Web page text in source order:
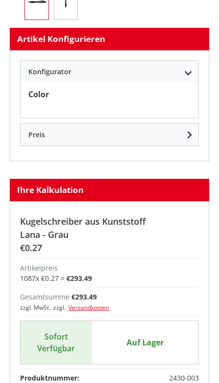
Artikel Konfigurieren
Konfigurator
Colorauswählen
Preis
Ihre Kalkulation
Kugelschreiber aus Kunststoff
Lana - Grau
€0.27
Artikelpreis
1087x €0.27 = €293.49
Gesamtsumme €293.49
zzgl. MwSt. zzgl. Versandkosten
Sofort
Verfügbar
Auf Lager
Produktnummer: 2430-003